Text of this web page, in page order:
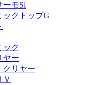
ーモSi
ックトップG
ック
ヤー
クリヤー
Ｖ